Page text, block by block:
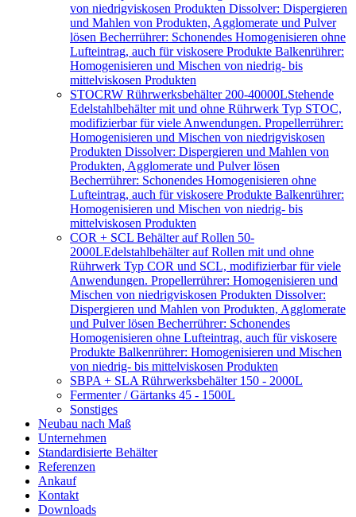
von niedrigviskosen Produkten Dissolver: Dispergieren
und Mahlen von Produkten, Agglomerate und Pulver
lösen Becherrührer: Schonendes Homogenisieren ohne
Lufteintrag, auch für viskosere Produkte Balkenrührer:
Homogenisieren und Mischen von niedrig- bis
mittelviskosen Produkten
STOCRW Rührwerksbehälter 200-40000LStehende
Edelstahlbehälter mit und ohne Rührwerk Typ STOC,
modifizierbar für viele Anwendungen. Propellerrührer:
Homogenisieren und Mischen von niedrigviskosen
Produkten Dissolver: Dispergieren und Mahlen von
Produkten, Agglomerate und Pulver lösen
Becherrührer: Schonendes Homogenisieren ohne
Lufteintrag, auch für viskosere Produkte Balkenrührer:
Homogenisieren und Mischen von niedrig- bis
mittelviskosen Produkten
COR + SCL Behälter auf Rollen 50-
2000LEdelstahlbehälter auf Rollen mit und ohne
Rührwerk Typ COR und SCL, modifizierbar für viele
Anwendungen. Propellerrührer: Homogenisieren und
Mischen von niedrigviskosen Produkten Dissolver:
Dispergieren und Mahlen von Produkten, Agglomerate
und Pulver lösen Becherrührer: Schonendes
Homogenisieren ohne Lufteintrag, auch für viskosere
Produkte Balkenrührer: Homogenisieren und Mischen
von niedrig- bis mittelviskosen Produkten
SBPA + SLA Rührwerksbehälter 150 - 2000L
Fermenter / Gärtanks 45 - 1500L
Sonstiges
Neubau nach Maß
Unternehmen
Standardisierte Behälter
Referenzen
Ankauf
Kontakt
Downloads